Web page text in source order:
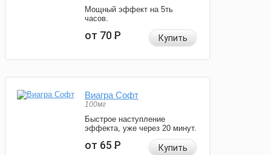
Мощный эффект на 5ть
часов.
от 70Р Купить
Виагра Софт
100мг
Быстрое наступление
эффекта, уже через 20 минут.
от 65Р Купить